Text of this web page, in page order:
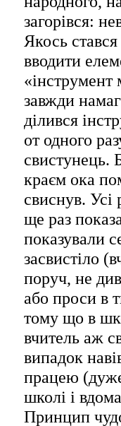
загорівся:
Якось
вводити
«інструмент
завжди
ділився
от одного
свистунець.
краєм ока
свиснув.
ще раз
показували
засвистіло
поруч, не
або проси в
тому що в
вчитель аж
випадок
працею (дуже
школі і
Принцип